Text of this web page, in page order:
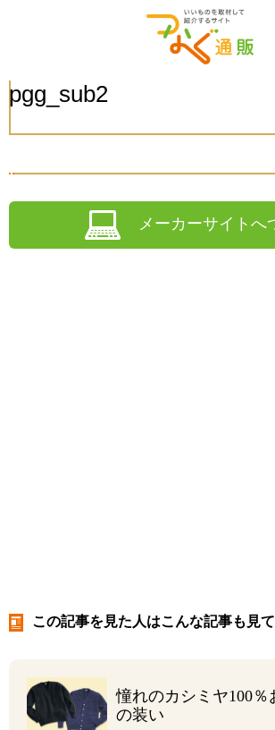
pgg_sub2
メーカーサイトへ
この記事を見た人はこんな記事も見
憧れのカシミヤ100％
の装い